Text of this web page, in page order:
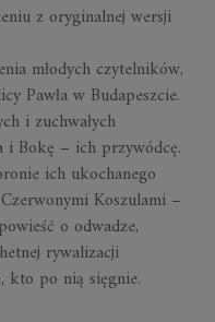
z oryginalnej wersji
młodych czytelników,
Pawła w Budapeszcie.
i zuchwałych
i Bokę – ich przywódcę.
ich ukochanego
Koszulami –
o odwadze,
rywalizacji
kto po nią sięgnie.